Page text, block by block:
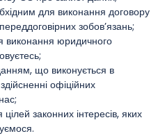
для виконання договору
зобов’язань;
виконання юридичного
що виконується в
офіційних
законних інтересів, яких